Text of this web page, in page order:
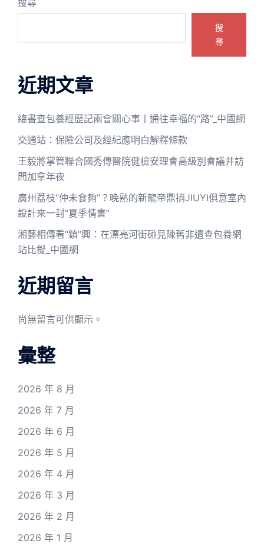
搜尋
搜
尋
近期文章
總書查包養經歷記兩會關心事丨通往幸福的“路”_中國網
交通站：保險公司及經紀應明白解釋條款
王毅將掌管聯合國秀傳醫院健檢安理會高級別會議并訪
問加拿年夜
廣州荔枝“仲未食夠”？晚熟的新龍帝鼎捎JIUYI俱意室內
設計來一封“夏季情書”
湘藝相傳看“鎮”興：在漂亮河街碰見陳舊非遺查包養網
站比擬_中國網
近期留言
尚無留言可供顯示。
彙整
2026 年 8 月
2026 年 7 月
2026 年 6 月
2026 年 5 月
2026 年 4 月
2026 年 3 月
2026 年 2 月
2026 年 1 月